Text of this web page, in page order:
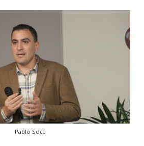
Pablo Soca